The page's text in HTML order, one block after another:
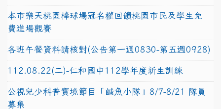
本市樂天桃園棒球場冠名權回饋桃園市民及學生免
費進場觀賽
各班午餐資料請核對(公告第一週0830-第五週0928)
112.08.22(二)-仁和國中112學年度新生訓練
公視兒少科普實境節目「鹹魚小隊」8/7-8/21 隊員
募集